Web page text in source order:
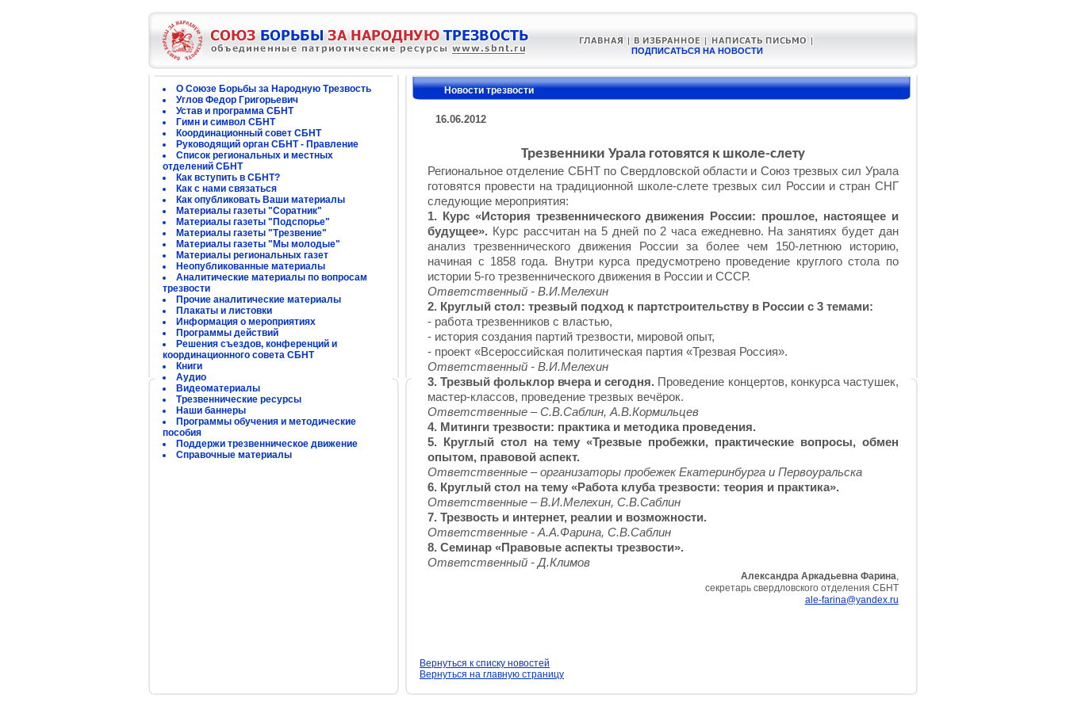
ПОДПИСАТЬСЯ НА НОВОСТИ
О Союзе Борьбы за Народную Трезвость
Углов Федор Григорьевич
Устав и программа СБНТ
Гимн и символ СБНТ
Координационный совет СБНТ
Руководящий орган СБНТ - Правление
Список региональных и местных
отделений СБНТ
Как вступить в СБНТ?
Как с нами связаться
Как опубликовать Ваши материалы
Материалы газеты "Соратник"
Материалы газеты "Подспорье"
Материалы газеты "Трезвение"
Материалы газеты "Мы молодые"
Материалы региональных газет
Неопубликованные материалы
Аналитические материалы по вопросам
трезвости
Прочие аналитические материалы
Плакаты и листовки
Информация о мероприятиях
Программы действий
Решения съездов, конференций и
координационного совета СБНТ
Книги
Аудио
Видеоматериалы
Трезвеннические ресурсы
Наши баннеры
Программы обучения и методические
пособия
Поддержи трезвенническое движение
Справочные материалы
Новости трезвости
16.06.2012
Трезвенники Урала готовятся к школе-слету
Региональное отделение СБНТ по Свердловской области и Союз трезвых сил Урала
готовятся провести на традиционной школе-слете трезвых сил России и стран СНГ
следующие мероприятия:
1. Курс «История трезвеннического движения России: прошлое, настоящее и
будущее». Курс рассчитан на 5 дней по 2 часа ежедневно. На занятиях будет дан
анализ трезвеннического движения России за более чем 150-летнюю историю,
начиная с 1858 года. Внутри курса предусмотрено проведение круглого стола по
истории 5-го трезвеннического движения в России и СССР.
Ответственный - В.И.Мелехин
2. Круглый стол: трезвый подход к партстроительству в России с 3 темами:
- работа трезвенников с властью,
- история создания партий трезвости, мировой опыт,
- проект «Всероссийская политическая партия «Трезвая Россия».
Ответственный - В.И.Мелехин
3. Трезвый фольклор вчера и сегодня. Проведение концертов, конкурса частушек,
мастер-классов, проведение трезвых вечёрок.
Ответственные – С.В.Саблин, А.В.Кормильцев
4. Митинги трезвости: практика и методика проведения.
5. Круглый стол на тему «Трезвые пробежки, практические вопросы, обмен
опытом, правовой аспект.
Ответственные – организаторы пробежек Екатеринбурга и Первоуральска
6. Круглый стол на тему «Работа клуба трезвости: теория и практика».
Ответственные – В.И.Мелехин, С.В.Саблин
7. Трезвость и интернет, реалии и возможности.
Ответственные - А.А.Фарина, С.В.Саблин
8. Семинар «Правовые аспекты трезвости».
Ответственный - Д.Климов
Александра Аркадьевна Фарина,
секретарь свердловского отделения СБНТ
ale-farina@yandex.ru
Вернуться к списку новостей
Вернуться на главную страницу